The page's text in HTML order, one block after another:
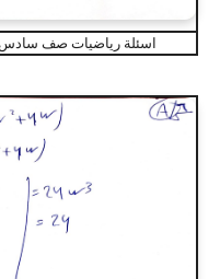
اسئلة رياضيات صف سادس علمي